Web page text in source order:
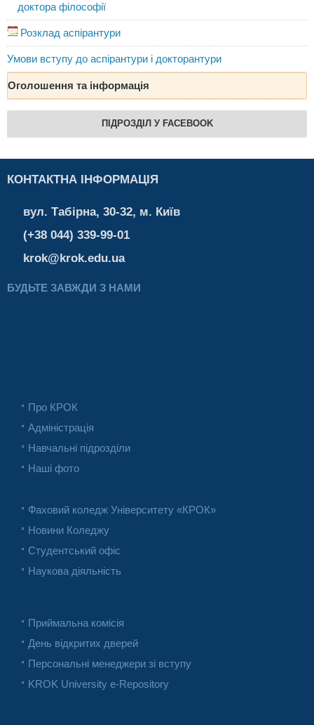
доктора філософії
Розклад аспірантури
Умови вступу до аспірантури і докторантури
Оголошення та інформація
ПІДРОЗДІЛ У FACEBOOK
КОНТАКТНА ІНФОРМАЦІЯ
вул. Табірна, 30-32, м. Київ
(+38 044) 339-99-01
krok@krok.edu.ua
БУДЬТЕ ЗАВЖДИ З НАМИ
Про КРОК
Адміністрація
Навчальні підрозділи
Наші фото
Фаховий коледж Університету «КРОК»
Новини Коледжу
Студентський офіс
Наукова діяльність
Приймальна комісія
День відкритих дверей
Персональні менеджери зі вступу
KROK University e-Repository